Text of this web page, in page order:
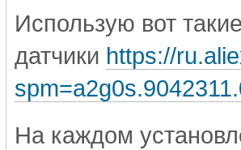
Использую вот
датчики https://
На каждом